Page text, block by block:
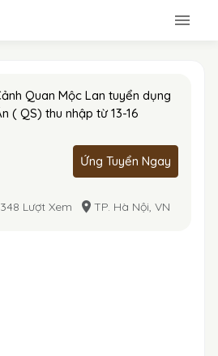
Quan Mộc Lan tuyển dụng
( QS) thu nhập từ 13-16
Ứng Tuyển Ngay
348 Lượt Xem TP. Hà Nội, VN